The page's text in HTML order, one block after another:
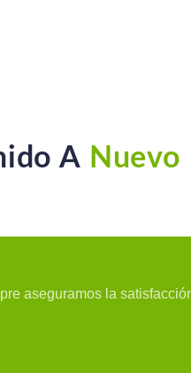
A Nuevo
aseguramos la